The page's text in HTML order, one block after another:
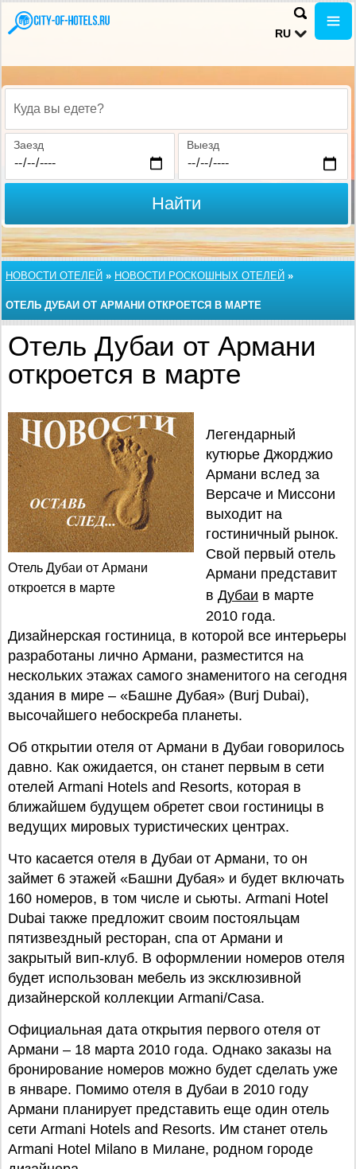
RU
Куда вы едете?
Заезд Выезд
Найти
НОВОСТИ ОТЕЛЕЙ » НОВОСТИ РОСКОШНЫХ ОТЕЛЕЙ »
ОТЕЛЬ ДУБАИ ОТ АРМАНИ ОТКРОЕТСЯ В МАРТЕ
Отель Дубаи от Армани
откроется в марте
Отель Дубаи от Армани
откроется в марте
Легендарный
кутюрье Джорджио
Армани вслед за
Версаче и Миссони
выходит на
гостиничный рынок.
Свой первый отель
Армани представит
в Дубаи в марте
2010 года.
Дизайнерская гостиница, в которой все интерьеры
разработаны лично Армани, разместится на
нескольких этажах самого знаменитого на сегодня
здания в мире – «Башне Дубая» (Burj Dubai),
высочайшего небоскреба планеты.
Об открытии отеля от Армани в Дубаи говорилось
давно. Как ожидается, он станет первым в сети
отелей Armani Hotels and Resorts, которая в
ближайшем будущем обретет свои гостиницы в
ведущих мировых туристических центрах.
Что касается отеля в Дубаи от Армани, то он
займет 6 этажей «Башни Дубая» и будет включать
160 номеров, в том числе и сьюты. Armani Hotel
Dubai также предложит своим постояльцам
пятизвездный ресторан, спа от Армани и
закрытый вип-клуб. В оформлении номеров отеля
будет использован мебель из эксклюзивной
дизайнерской коллекции Armani/Casa.
Официальная дата открытия первого отеля от
Армани – 18 марта 2010 года. Однако заказы на
бронирование номеров можно будет сделать уже
в январе. Помимо отеля в Дубаи в 2010 году
Армани планирует представить еще один отель
сети Armani Hotels and Resorts. Им станет отель
Armani Hotel Milano в Милане, родном городе